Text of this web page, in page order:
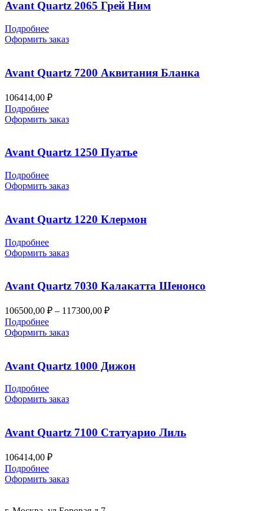
Avant Quartz 2065 Грей Ним
Подробнее
Оформить заказ
Avant Quartz 7200 Аквитания Бланка
106414,00 ₽
Подробнее
Оформить заказ
Avant Quartz 1250 Пуатье
Подробнее
Оформить заказ
Avant Quartz 1220 Клермон
Подробнее
Оформить заказ
Avant Quartz 7030 Калакатта Шенонсо
106500,00 ₽ – 117300,00 ₽Диапазон
Подробнее
Оформить заказ
Avant Quartz 1000 Дижон
Подробнее
Оформить заказ
Avant Quartz 7100 Статуарио Лиль
106414,00 ₽
Подробнее
Оформить заказ